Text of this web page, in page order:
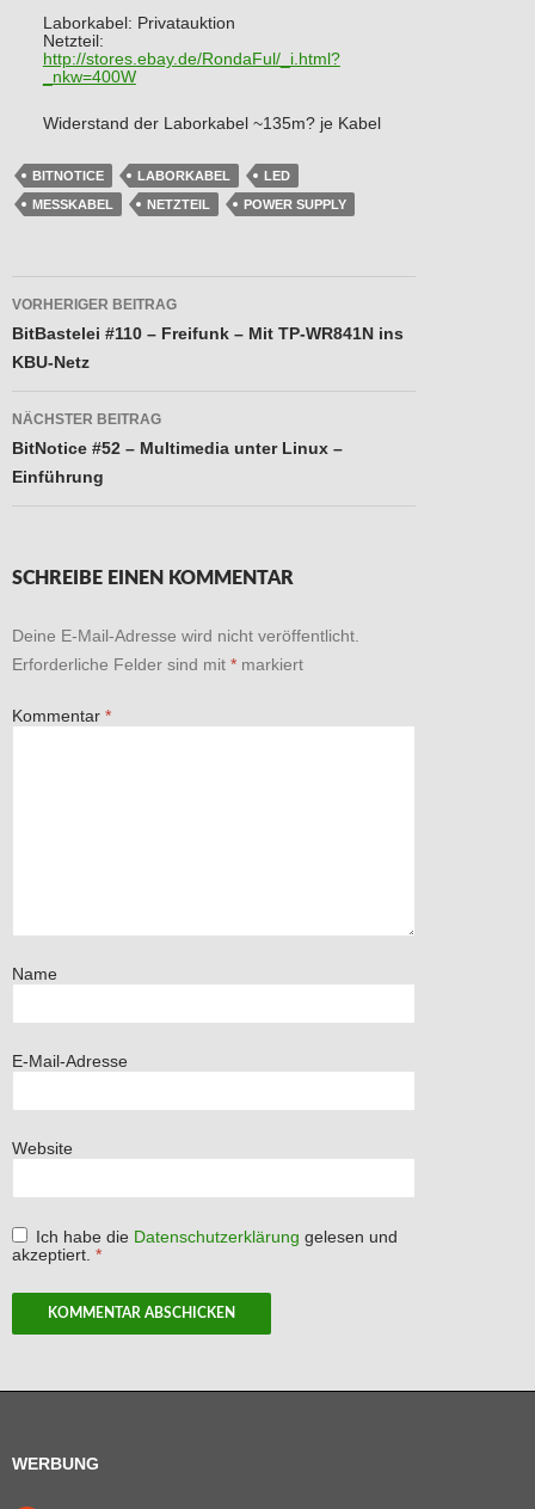
Laborkabel: Privatauktion
Netzteil:
http://stores.ebay.de/RondaFul/_i.html?
_nkw=400W
Widerstand der Laborkabel ~135m? je Kabel
BITNOTICE LABORKABEL
LED
MESSKABEL
NETZTEIL POWER SUPPLY
Beitragsnavigation
VORHERIGER BEITRAG
BitBastelei #110 – Freifunk – Mit TP-WR841N ins
KBU-Netz
NÄCHSTER BEITRAG
BitNotice #52 – Multimedia unter Linux –
Einführung
SCHREIBE EINEN KOMMENTAR
Deine E-Mail-Adresse wird nicht veröffentlicht.
Erforderliche Felder sind mit * markiert
Kommentar *
Name
E-Mail-Adresse
Website
Ich habe die Datenschutzerklärung gelesen und
akzeptiert. *
WERBUNG